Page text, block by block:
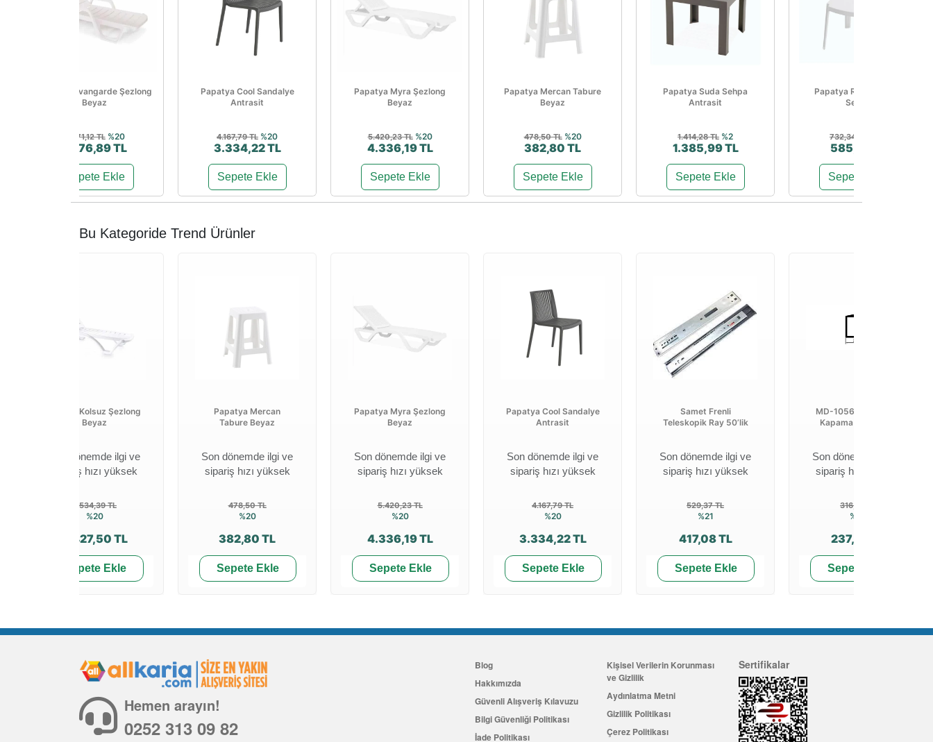
Papatya Avangarde Şezlong
Beyaz
3.471,12 TL %20
2.776,89 TL
Sepete Ekle
Papatya Cool Sandalye
Antrasit
4.167,79 TL %20
3.334,22 TL
Sepete Ekle
Papatya Myra Şezlong
Beyaz
5.420,23 TL %20
4.336,19 TL
Sepete Ekle
Papatya Mercan Tabure
Beyaz
478,50 TL %20
382,80 TL
Sepete Ekle
Papatya Suda Sehpa
Antrasit
1.414,28 TL %2
1.385,99 TL
Sepete Ekle
Papatya Royal Plastik
Sehpa
732,34 TL
585,87 TL
Sepete Ekle
Bu Kategoride Trend Ürünler
Sunset Kolsuz Şezlong
Beyaz
Son dönemde ilgi ve
sipariş hızı yüksek
5.534,39 TL
%20
4.427,50 TL
Sepete Ekle
Papatya Mercan
Tabure Beyaz
Son dönemde ilgi ve
sipariş hızı yüksek
478,50 TL
%20
382,80 TL
Sepete Ekle
Papatya Myra Şezlong
Beyaz
Son dönemde ilgi ve
sipariş hızı yüksek
5.420,23 TL
%20
4.336,19 TL
Sepete Ekle
Papatya Cool Sandalye
Antrasit
Son dönemde ilgi ve
sipariş hızı yüksek
4.167,79 TL
%20
3.334,22 TL
Sepete Ekle
Samet Frenli
Teleskopik Ray 50’lik
Son dönemde ilgi ve
sipariş hızı yüksek
529,37 TL
%21
417,08 TL
Sepete Ekle
MD-1056 A 18 mm U
Kapama Mat 2,5 m
Son dönemde ilgi ve
sipariş hızı yüksek
316,26 TL
%25
237,93 TL
Sepete Ekle
Hemen arayın!
0252 313 09 82
Blog
Hakkımızda
Güvenli Alışveriş Kılavuzu
Bilgi Güvenliği Politikası
İade Politikası
Kişisel Verilerin Korunması
ve Gizlilik
Aydınlatma Metni
Gizlilik Politikası
Çerez Politikası
Sertifikalar